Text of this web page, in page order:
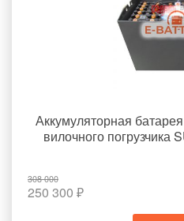
Аккумуляторная
вилочного погрузчика
308 000
250 300 ₽